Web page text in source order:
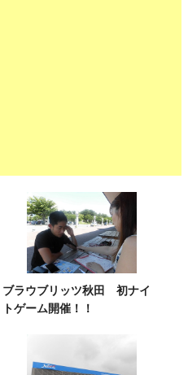
ブラウブリッツ秋田 初ナイ
トゲーム開催！！